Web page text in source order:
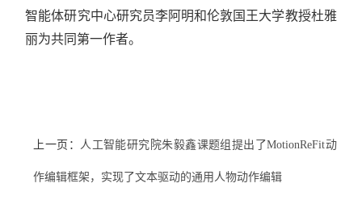
智能体研究中心研究员李阿明和伦敦国王大学教授杜雅
丽为共同第一作者。
上一页： 人工智能研究院朱毅鑫课题组提出了MotionReFit动
作编辑框架，实现了文本驱动的通用人物动作编辑